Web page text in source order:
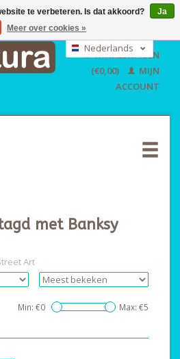
EUR
GBP
USD
Nederlands
English
WINKELWAGEN
(€0,00)
MIJN
ACCOUNT
met Banksy
Art
Min: €0 Max: €5
te verbeteren. Is dat akkoord?
Ja
Meer over cookies »